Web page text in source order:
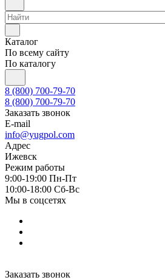
Каталог
По всему сайту
По каталогу
8 (800) 700-79-70
8 (800) 700-79-70
Заказать звонок
E-mail
info@yugpol.com
Адрес
Ижевск
Режим работы
9:00-19:00 Пн-Пт
10:00-18:00 Cб-Вс
Мы в соцсетях
Заказать звонок